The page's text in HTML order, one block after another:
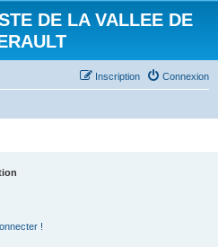
DE LA VALLEE DE
Connexion
Inscription
!